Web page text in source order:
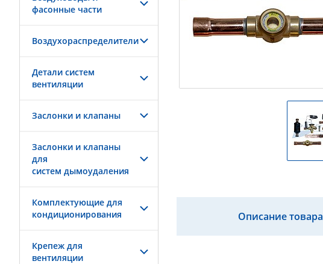
фасонные части
Воздухораспределители
Детали систем
вентиляции
Заслонки и клапаны
Заслонки и клапаны
для
систем дымоудаления
Комплектующие для
кондиционирования
Крепеж для
вентиляции
Описание товара